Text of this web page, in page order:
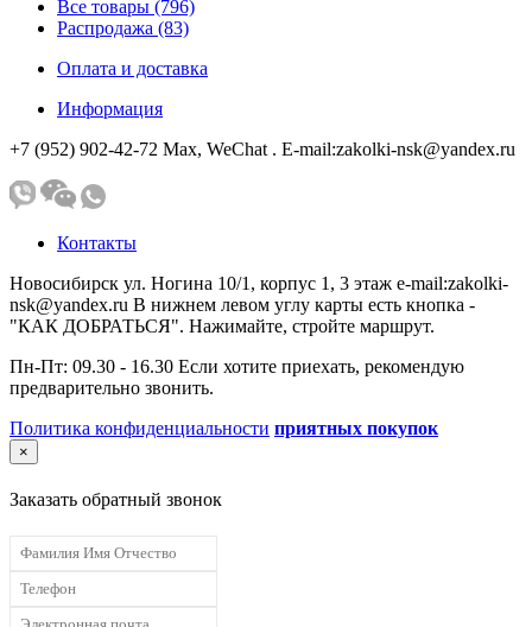
Все товары (796)
Распродажа (83)
Оплата и доставка
Информация
+7 (952) 902-42-72 Мах, WeChat . E-mail:zakolki-nsk@yandex.ru
Контакты
Новосибирск ул. Ногина 10/1, корпус 1, 3 этаж e-mail:zakolki-
nsk@yandex.ru В нижнем левом углу карты есть кнопка -
"КАК ДОБРАТЬСЯ". Нажимайте, стройте маршрут.
Пн-Пт: 09.30 - 16.30 Если хотите приехать, рекомендую
предварительно звонить.
Политика конфиденциальности приятных покупок
×
Заказать обратный звонок